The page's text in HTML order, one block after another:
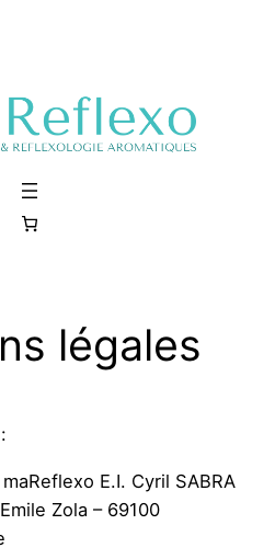
légales
E.I. Cyril SABRA
Zola – 69100